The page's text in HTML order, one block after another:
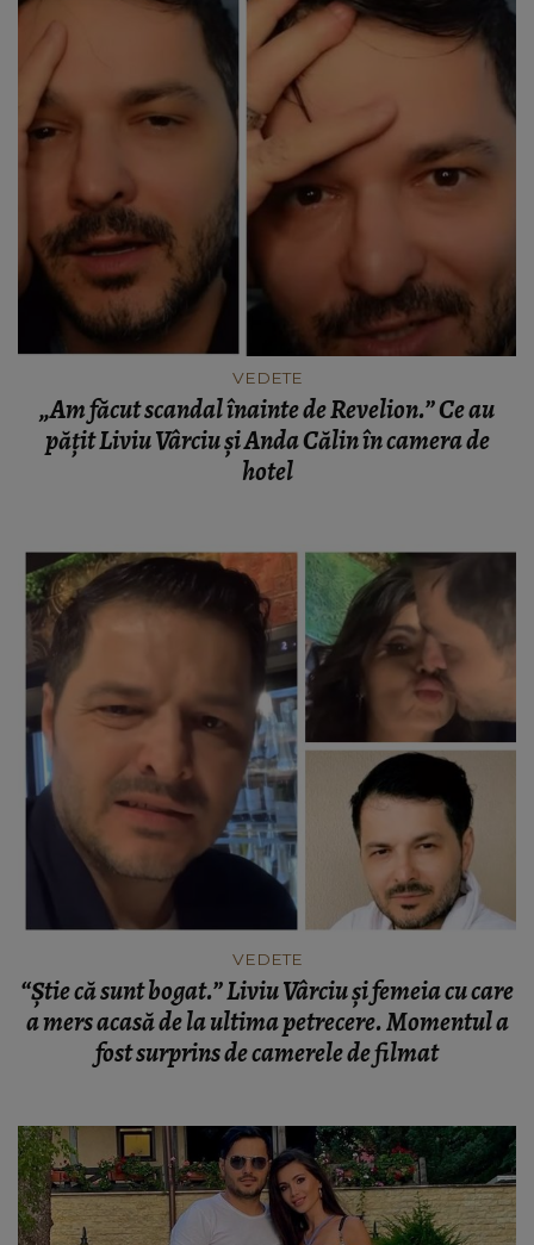
VEDETE
„Am făcut scandal înainte de Revelion.” Ce au
pățit Liviu Vârciu și Anda Călin în camera de
hotel
VEDETE
“Știe că sunt bogat.” Liviu Vârciu și femeia cu care
a mers acasă de la ultima petrecere. Momentul a
fost surprins de camerele de filmat